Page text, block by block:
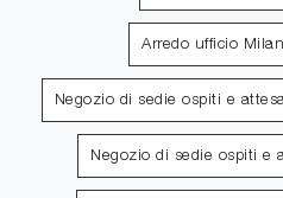
Arredo ufficio
Negozio di sedie ospiti e
Negozio di sedie ospiti e